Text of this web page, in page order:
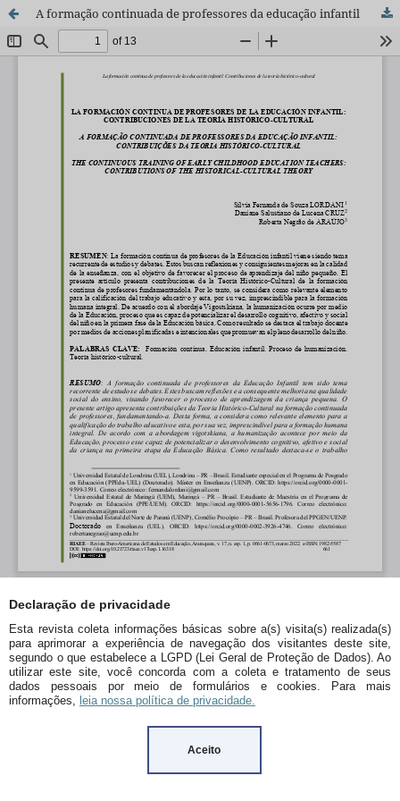
Declaração de privacidade
Esta revista coleta informações básicas sobre a(s) visita(s) realizada(s)
para aprimorar a experiência de navegação dos visitantes deste site,
segundo o que estabelece a LGPD (Lei Geral de Proteção de Dados). Ao
utilizar este site, você concorda com a coleta e tratamento de seus
dados pessoais por meio de formulários e cookies. Para mais
informações, leia nossa política de privacidade.
Aceito
A formação continuada de professores da educação infantil